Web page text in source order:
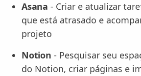
Asana - Criar e atualizar
que está atrasado e
projeto
Notion - Pesquisar seu
do Notion, criar páginas e